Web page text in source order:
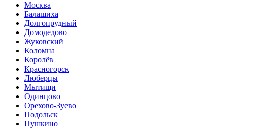
Москва
Балашиха
Долгопрудный
Домодедово
Жуковский
Коломна
Королёв
Красногорск
Люберцы
Мытищи
Одинцово
Орехово-Зуево
Подольск
Пушкино